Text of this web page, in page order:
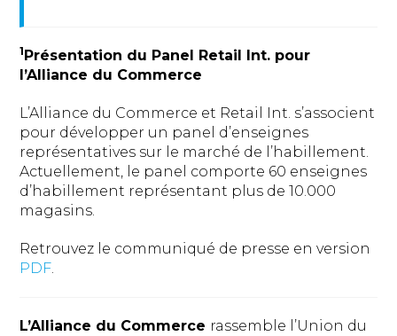
1 Présentation du Panel Retail Int. pour
l’Alliance du Commerce
L’Alliance du Commerce et Retail Int. s’associent
pour développer un panel d’enseignes
représentatives sur le marché de l’habillement.
Actuellement, le panel comporte 60 enseignes
d’habillement représentant plus de 10.000
magasins.
Retrouvez le communiqué de presse en version
PDF.
L’Alliance du Commerce rassemble l’Union du